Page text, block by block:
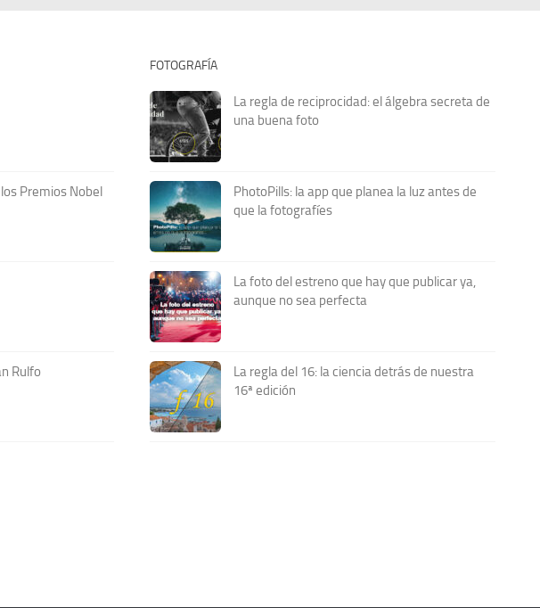
Premios Nobel
Rulfo
FOTOGRAFÍA
La regla de reciprocidad: el álgebra secreta de
una buena foto
PhotoPills: la app que planea la luz antes de
que la fotografíes
La foto del estreno que hay que publicar ya,
aunque no sea perfecta
La regla del 16: la ciencia detrás de nuestra
16ª edición